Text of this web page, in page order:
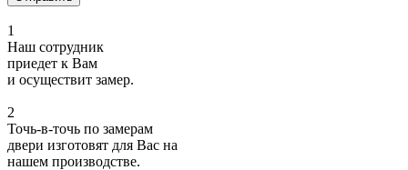
1
Наш сотрудник
приедет к Вам
и осуществит замер.
2
Точь-в-точь по замерам
двери изготовят для Вас на
нашем производстве.